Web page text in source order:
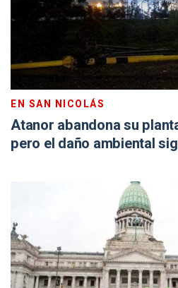
EN SAN NICOLÁS
Atanor abandona su
pero el daño ambiental